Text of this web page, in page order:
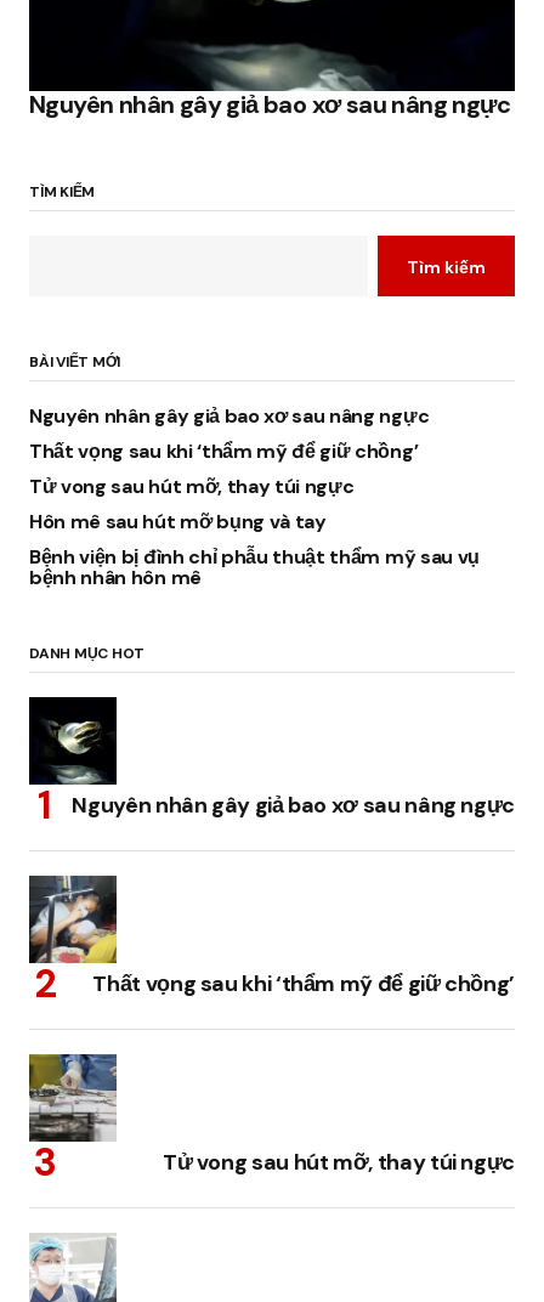
Nguyên nhân gây giả bao xơ sau nâng ngực
TÌM KIẾM
Tìm kiếm
BÀI VIẾT MỚI
Nguyên nhân gây giả bao xơ sau nâng ngực
Thất vọng sau khi ‘thẩm mỹ để giữ chồng’
Tử vong sau hút mỡ, thay túi ngực
Hôn mê sau hút mỡ bụng và tay
Bệnh viện bị đình chỉ phẫu thuật thẩm mỹ sau vụ
bệnh nhân hôn mê
DANH MỤC HOT
Nguyên nhân gây giả bao xơ sau nâng ngực
Thất vọng sau khi ‘thẩm mỹ để giữ chồng’
Tử vong sau hút mỡ, thay túi ngực